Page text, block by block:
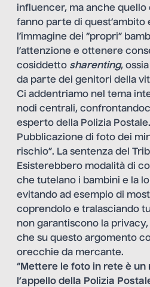
influencer, ma anche quello
fanno parte di quest’ambito
l’immagine dei “propri”
l’attenzione e ottenere
cosiddetto sharenting,
da parte dei genitori della
Ci addentriamo nel tema
nodi centrali,
esperto della Polizia Postale.
Pubblicazione di foto dei
rischio”. La sentenza del
Esisterebbero modalità di
che tutelano i bambini e la
evitando ad esempio di
coprendolo e tralasciando
non garantiscono la
che su questo argomento
orecchie da mercante.
“Mettere le foto in rete è un
l’appello della Polizia